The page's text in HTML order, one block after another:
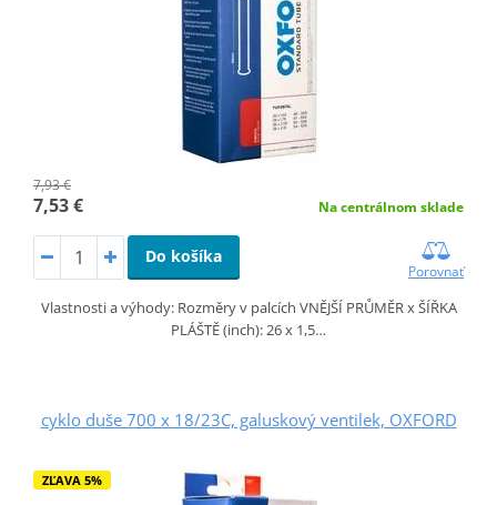
7,93 €
7,53 € Na centrálnom sklade
Do košíka
Porovnať
Vlastnosti a výhody: Rozměry v palcích VNĚJŠÍ PRŮMĚR x ŠÍŘKA
PLÁŠTĚ (inch): 26 x 1,5…
cyklo duše 700 x 18/23C, galuskový ventilek, OXFORD
ZĽAVA 5%